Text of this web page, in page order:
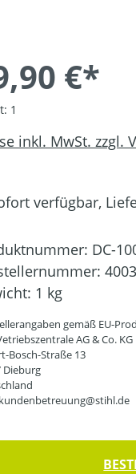
€*
1
inkl. MwSt. zzgl.
verfügbar,
DC-
1 kg
gemäß EU-
AG & Co. KG
Bosch-Straße 13
Dieburg